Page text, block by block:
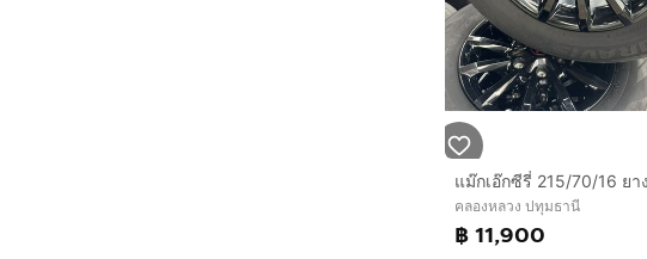
คลองหลวง ปทุมธานี
฿ 11,900